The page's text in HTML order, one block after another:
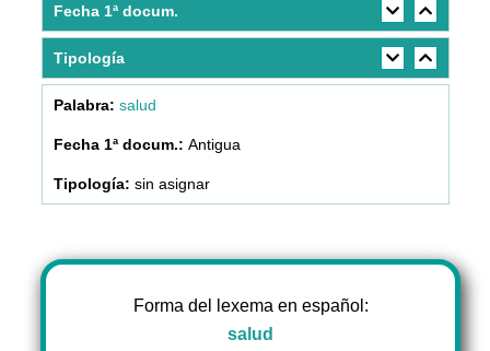
Fecha 1ª docum.
Tipología
salud
Antigua
sin asignar
Forma del lexema en español:
salud